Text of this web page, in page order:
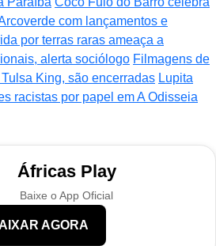
com lançamentos e
por terras raras ameaça a
alerta sociólogo Filmagens de
King, são encerradas Lupita
racistas por papel em A Odisseia
Áfricas Play
Baixe o App Oficial
AGORA